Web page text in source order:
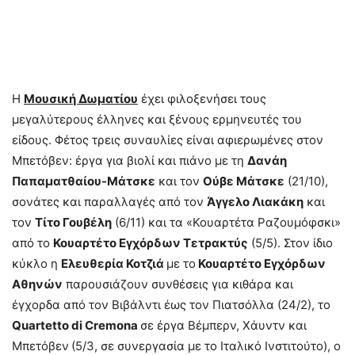
Η Μουσική Δωματίου έχει φιλοξενήσει τους
μεγαλύτερους έλληνες και ξένους ερμηνευτές του
είδους. Φέτος τρεις συναυλίες είναι αφιερωμένες στον
Μπετόβεν: έργα για βιολί και πιάνο με τη Δανάη
Παπαματθαίου-Μάτσκε και τον Ούβε Μάτσκε (21/10),
σονάτες και παραλλαγές από τον Άγγελο Λιακάκη και
τον Τίτο Γουβέλη (6/11) και τα «Κουαρτέτα Ραζουμόφσκι»
από το Κουαρτέτο Εγχόρδων Τετρακτύς (5/5). Στον ίδιο
κύκλο η Ελευθερία Κοτζιά με το Κουαρτέτο Εγχόρδων
Αθηνών παρουσιάζουν συνθέσεις για κιθάρα και
έγχορδα από τον Βιβάλντι έως τον Πιατσόλλα (24/2), το
QuartettodiCremona σε έργα Βέμπερν, Χάυντν και
Μπετόβεν (5/3, σε συνεργασία με το Ιταλικό Ινστιτούτο), ο